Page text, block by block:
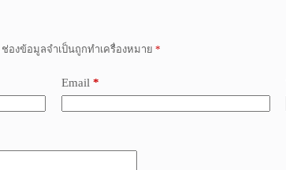
ช่องข้อมูลจำเป็นถูกทำเครื่องหมาย *
Email *